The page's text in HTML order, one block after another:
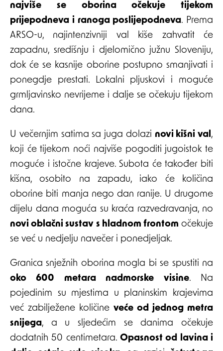
najviše se oborina očekuje tijekom
prijepodneva i ranoga poslijepodneva. Prema
ARSO-u, najintenzivniji val kiše zahvatit će
zapadnu, središnju i djelomično južnu Sloveniju,
dok će se kasnije oborine postupno smanjivati i
ponegdje prestati. Lokalni pljuskovi i moguće
grmljavinsko nevrijeme i dalje se očekuju tijekom
dana.
U večernjim satima sa juga dolazi novi kišni val,
koji će tijekom noći najviše pogoditi jugoistok te
moguće i istočne krajeve. Subota će također biti
kišna, osobito na zapadu, iako će količina
oborine biti manja nego dan ranije. U drugome
dijelu dana moguća su kraća razvedravanja, no
novi oblačni sustav s hladnom frontom očekuje
se već u nedjelju navečer i ponedjeljak.
Granica snježnih oborina mogla bi se spustiti na
oko 600 metara nadmorske visine. Na
pojedinim su mjestima u planinskim krajevima
već zabilježene količine veće od jednog metra
snijega, a u sljedećim se danima očekuje
dodatnih 50 centimetara. Opasnost od lavina i